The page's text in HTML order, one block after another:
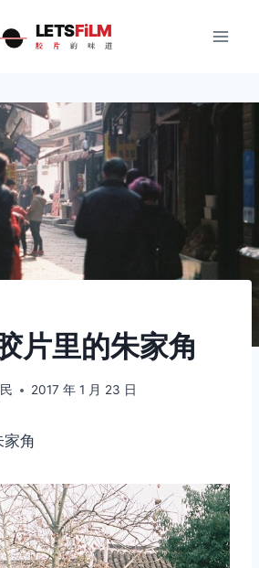
LETSFiLM
胶 片 的 味 道
片里的朱家角
2017 年 1 月 23 日
家角